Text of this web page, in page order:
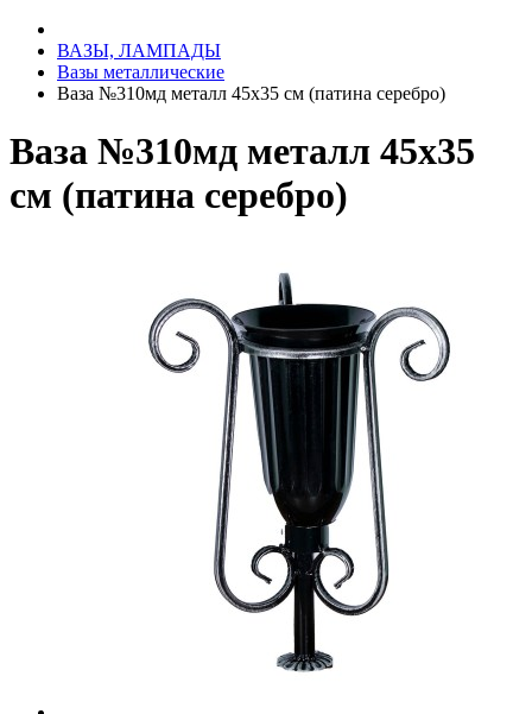
ВАЗЫ, ЛАМПАДЫ
Вазы металлические
Ваза №310мд металл 45х35 см (патина серебро)
Ваза №310мд металл 45х35
см (патина серебро)